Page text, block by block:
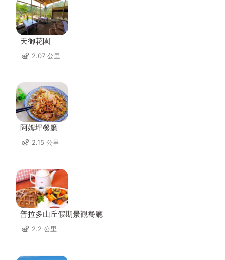
天御花園
2.07 公里
阿姆坪餐廳
2.15 公里
普拉多山丘假期景觀餐廳
2.2 公里